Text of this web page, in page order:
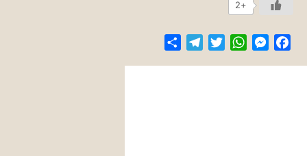
+2
Facebook
Messenger
WhatsApp
Twitter
Telegram